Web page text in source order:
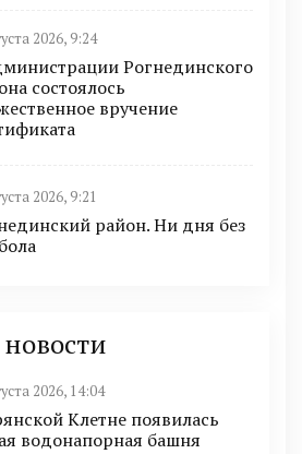
2026, 9:24
Рогнединского
состоялось
вручение
2026, 9:21
район. Ни дня без
2026, 14:04
Клетне появилась
водонапорная башня